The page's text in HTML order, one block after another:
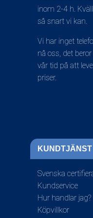
inom 2-4 h.
så snart vi kan.
Vi har inget
nå oss, det
vår tid på att
priser.
KUNDTJÄNST
Svenska
Kundservice
Hur handlar jag?
Köpvillkor